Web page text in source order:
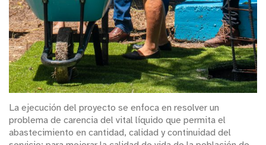
La ejecución del proyecto se enfoca en resolver un
problema de carencia del vital líquido que permita el
abastecimiento en cantidad, calidad y continuidad del